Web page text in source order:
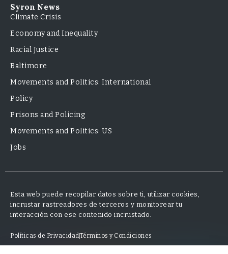
Syron News
Climate Crisis
Economy and Inequality
Racial Justice
Baltimore
Movements and Politics: International
Policy
Prisons and Policing
Movements and Politics: US
Jobs
Esta web puede recopilar datos sobre ti, utilizar cookies,
incrustar rastreadores de terceros y monitorear tu
interacción con ese contenido incrustado.
Políticas de PrivacidadTérminos y Condiciones